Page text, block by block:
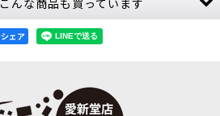
[96-01]
)
キャスト・エターナルの勢力の背景
ルール、ミニチュア写真やアートワ
ェア